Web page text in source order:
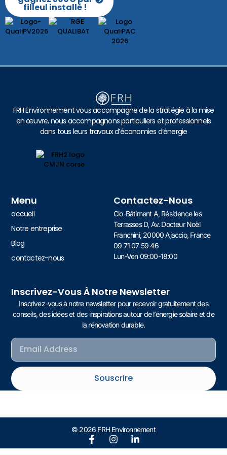
filleul installé !
FRH Environnement vous accompagne de la stratégie à la mise
en œuvre, nous accompagnons particuliers et professionnels
dans tous leurs travaux d’économies d’énergie
Menu
accueil
Notre entreprise
Blog
contactez-nous
Contactez-Nous
Cio-Bâtiment A, Résidence les
Terrasses D, Av. Docteur Noël
Franchini, 20000 Ajaccio, France
09 71 07 59 46
Lun-Ven 09:00-18:00
Inscrivez-Vous À Notre Newsletter
Inscrivez-vous à notre newsletter pour recevoir gratuitement des
conseils, des idées et des inspirations autour de l’énergie solaire et de
la rénovation durable.
Souscrire
© 2026 FRH Environnement